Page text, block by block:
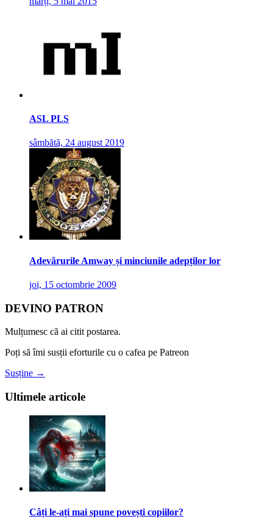
ASL PLS
sâmbătă, 24 august 2019
Adevărurile Amway și minciunile adepților lor
joi, 15 octombrie 2009
DEVINO PATRON
Mulțumesc că ai citit postarea.
Poți să îmi susții eforturile cu o cafea pe Patreon
Susține →
Ultimele articole
Câți le-ați mai spune povești copiilor?